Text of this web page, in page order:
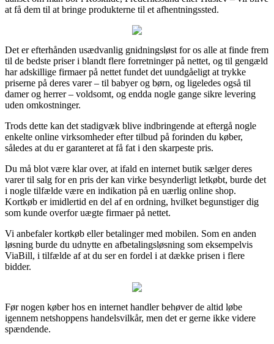
at få dem til at bringe produkterne til et afhentningssted.
Det er efterhånden usædvanlig gnidningsløst for os alle at finde frem
til de bedste priser i blandt flere forretninger på nettet, og til gengæld
har adskillige firmaer på nettet fundet det uundgåeligt at trykke
priserne på deres varer – til babyer og børn, og ligeledes også til
damer og herrer – voldsomt, og endda nogle gange sikre levering
uden omkostninger.
Trods dette kan det stadigvæk blive indbringende at eftergå nogle
enkelte online virksomheder efter tilbud på forinden du køber,
således at du er garanteret at få fat i den skarpeste pris.
Du må blot være klar over, at ifald en internet butik sælger deres
varer til salg for en pris der kan virke besynderligt letkøbt, burde det
i nogle tilfælde være en indikation på en uærlig online shop.
Kortkøb er imidlertid en del af en ordning, hvilket begunstiger dig
som kunde overfor uægte firmaer på nettet.
Vi anbefaler kortkøb eller betalinger med mobilen. Som en anden
løsning burde du udnytte en afbetalingsløsning som eksempelvis
ViaBill, i tilfælde af at du ser en fordel i at dække prisen i flere
bidder.
Før nogen køber hos en internet handler behøver de altid løbe
igennem netshoppens handelsvilkår, men det er gerne ikke videre
spændende.